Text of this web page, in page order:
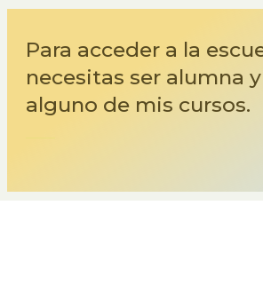
Para acceder a la
necesitas ser alumna
alguno de mis cursos.